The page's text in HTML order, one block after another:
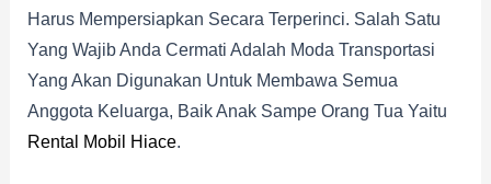
Harus Mempersiapkan Secara Terperinci. Salah Satu
Yang Wajib Anda Cermati Adalah Moda Transportasi
Yang Akan Digunakan Untuk Membawa Semua
Anggota Keluarga, Baik Anak Sampe Orang Tua Yaitu
Rental Mobil Hiace.